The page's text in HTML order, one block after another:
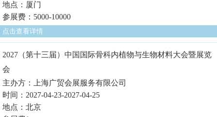
地点：厦门
参展费：5000-10000
点击查看详情
2027（第十三届）中国国际骨科内植物与生物材料大会暨展览
会
主办方：上海广贸会展服务有限公司
时间：2027-04-23-2027-04-25
地点：北京